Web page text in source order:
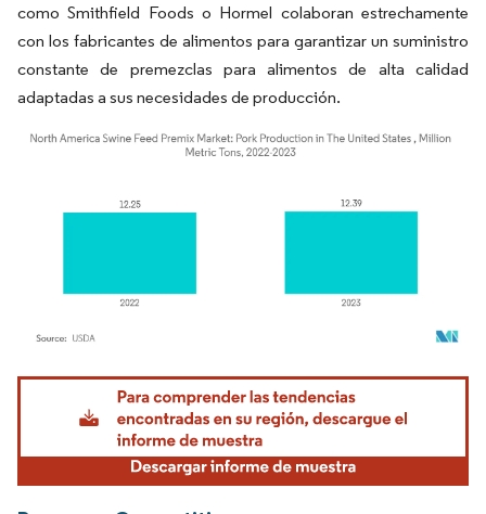
como Smithfield Foods o Hormel colaboran estrechamente
con los fabricantes de alimentos para garantizar un suministro
constante de premezclas para alimentos de alta calidad
adaptadas a sus necesidades de producción.
Imagen © Mordor Intelligence. El uso requiere atribución según CC BY 4.0.